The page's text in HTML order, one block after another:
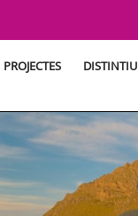
PROJECTES DISTINTIU